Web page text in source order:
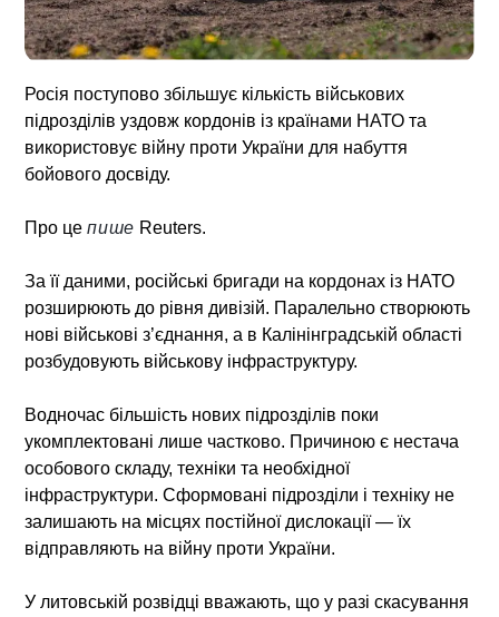
Росія поступово збільшує кількість військових
підрозділів уздовж кордонів із країнами НАТО та
використовує війну проти України для набуття
бойового досвіду.
Про цепише Reuters.
За її даними, російські бригади на кордонах із НАТО
розширюють до рівня дивізій. Паралельно створюють
нові військові з’єднання, а в Калінінградській області
розбудовують військову інфраструктуру.
Водночас більшість нових підрозділів поки
укомплектовані лише частково. Причиною є нестача
особового складу, техніки та необхідної
інфраструктури. Сформовані підрозділи і техніку не
залишають на місцях постійної дислокації — їх
відправляють на війну проти України.
У литовській розвідці вважають, що у разі скасування